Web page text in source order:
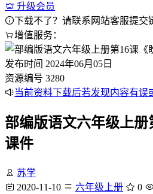
升级会员
下载不了？请联系网站客服提交
增值服务：
发布时间 2024年06月05日
资源编号 3280
当前资料下载后若发现内容有误
部编版语文六年级上册
课件
苏学
2020-11-10
六年级上册 0